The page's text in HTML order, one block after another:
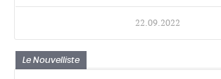
22.09.2022
Le Nouvelliste